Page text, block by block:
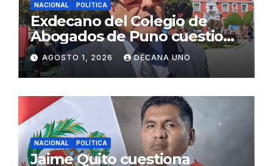
NACIONAL POLÍTICA
Exdecano del Colegio de
Abogados de Puno cuestiona
propuestas sobre seguridad
ciudadana
AGOSTO 1, 2026 DECANA UNO
NACIONAL POLÍTICA
Jaime Quito cuestiona